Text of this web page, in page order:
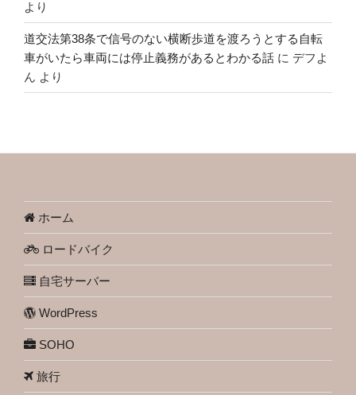
より
道交法第38条で信号のない横断歩道を渡ろうとする自転
車がいたら車両には停止義務があるとわかる話 に デフよ
ん より
ホーム
ロードバイク
自宅サーバー
WordPress
SOHO
旅行